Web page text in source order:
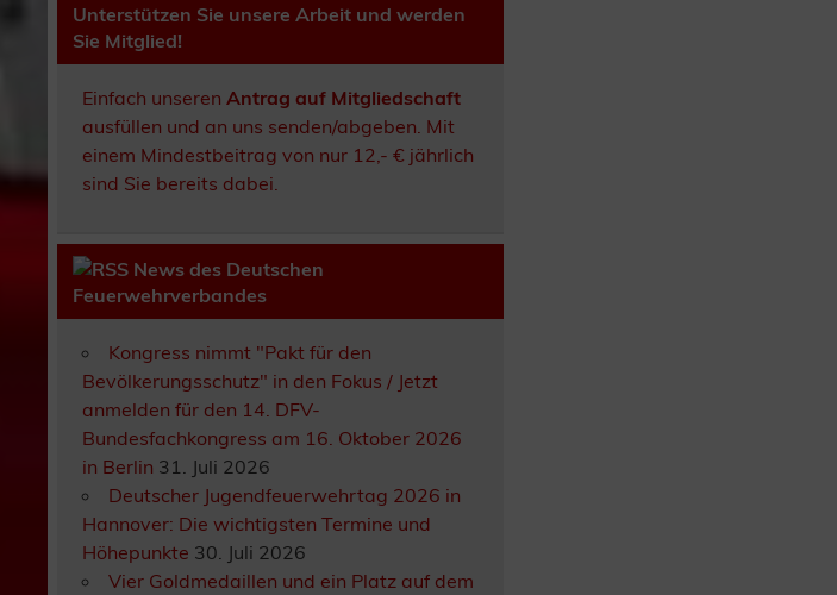
Unterstützen Sie unsere Arbeit und werden
Sie Mitglied!
Einfach unserenAntrag auf Mitgliedschaft
ausfüllen und an uns senden/abgeben. Mit
einem Mindestbeitrag von nur 12,- € jährlich
sind Sie bereits dabei.
News des Deutschen
Feuerwehrverbandes
Kongress nimmt "Pakt für den
Bevölkerungsschutz" in den Fokus / Jetzt
anmelden für den 14. DFV-
Bundesfachkongress am 16. Oktober 2026
in Berlin 31. Juli 2026
Deutscher Jugendfeuerwehrtag 2026 in
Hannover: Die wichtigsten Termine und
Höhepunkte 30. Juli 2026
Vier Goldmedaillen und ein Platz auf dem